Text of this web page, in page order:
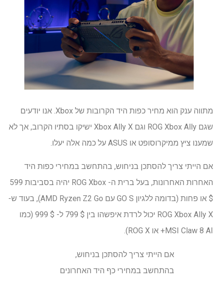
מתווה ענק הוא מחיר כפות היד הקרובות של Xbox. אנו יודעים
שגם ROG Xbox Ally וגם Xbox Ally X ישיקו בסתיו הקרוב, אך לא
שמענו ציץ ממיקרוסופט או ASUS על כמה אלה יעלו.
אם הייתי צריך להסתכן בניחוש, בהתחשב במחירי כפות היד
האחרות האחרונות, בעל ברית ה- ROG Xbox יהיה בסביבות 599
$ או פחות (בדומה ללגיון GO S עם AMD Ryzen Z2 Go), בעוד ש-
ROG Xbox Ally X יכול לרדת איפשהו בין $ 799 ל- $ 999 (כמו
MSI Claw 8 AI+ או ROG X).
אם הייתי צריך להסתכן בניחוש,
בהתחשב במחירי כף היד האחרונים